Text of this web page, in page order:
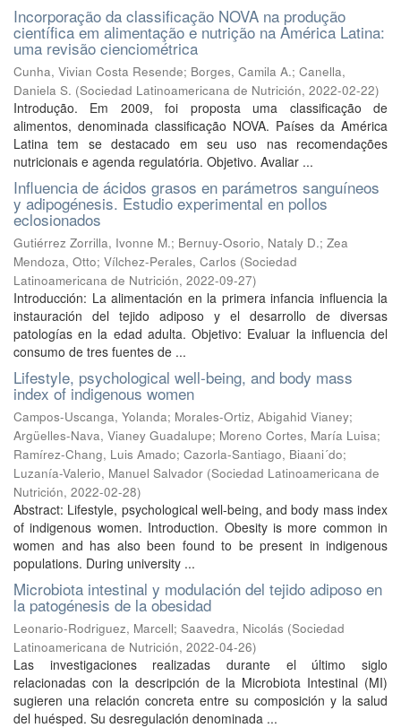
Incorporação da classificação NOVA na produção
científica em alimentação e nutrição na América Latina:
uma revisão cienciométrica
Cunha, Vivian Costa Resende; Borges, Camila A.; Canella,
Daniela S. (Sociedad Latinoamericana de Nutrición, 2022-02-22)
Introdução. Em 2009, foi proposta uma classificação de
alimentos, denominada classificação NOVA. Países da América
Latina tem se destacado em seu uso nas recomendações
nutricionais e agenda regulatória. Objetivo. Avaliar ...
Influencia de ácidos grasos en parámetros sanguíneos
y adipogénesis. Estudio experimental en pollos
eclosionados
Gutiérrez Zorrilla, Ivonne M.; Bernuy-Osorio, Nataly D.; Zea
Mendoza, Otto; Vílchez-Perales, Carlos (Sociedad
Latinoamericana de Nutrición, 2022-09-27)
Introducción: La alimentación en la primera infancia influencia la
instauración del tejido adiposo y el desarrollo de diversas
patologías en la edad adulta. Objetivo: Evaluar la influencia del
consumo de tres fuentes de ...
Lifestyle, psychological well-being, and body mass
index of indigenous women
Campos-Uscanga, Yolanda; Morales-Ortiz, Abigahid Vianey;
Argüelles-Nava, Vianey Guadalupe; Moreno Cortes, María Luisa;
Ramírez-Chang, Luis Amado; Cazorla-Santiago, Biaani´do;
Luzanía-Valerio, Manuel Salvador (Sociedad Latinoamericana de
Nutrición, 2022-02-28)
Abstract: Lifestyle, psychological well-being, and body mass index
of indigenous women. Introduction. Obesity is more common in
women and has also been found to be present in indigenous
populations. During university ...
Microbiota intestinal y modulación del tejido adiposo en
la patogénesis de la obesidad
Leonario-Rodriguez, Marcell; Saavedra, Nicolás (Sociedad
Latinoamericana de Nutrición, 2022-04-26)
Las investigaciones realizadas durante el último siglo
relacionadas con la descripción de la Microbiota Intestinal (MI)
sugieren una relación concreta entre su composición y la salud
del huésped. Su desregulación denominada ...